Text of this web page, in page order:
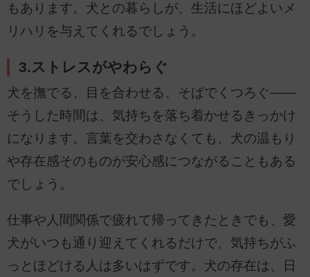
もあります。犬との暮らしが、生活にほどよいメ
リハリを与えてくれるでしょう。
3.ストレスがやわらぐ
犬を撫でる、目を合わせる、そばでくつろぐ――
そうした時間は、気持ちを落ち着かせるきっかけ
になります。言葉を交わさなくても、犬の温もり
や存在感そのものが安心感につながることもある
でしょう。
仕事や人間関係で疲れて帰ってきたときでも、愛
犬がいつも通り迎えてくれるだけで、気持ちがふ
っとほどける人は多いはずです。犬の存在は、日